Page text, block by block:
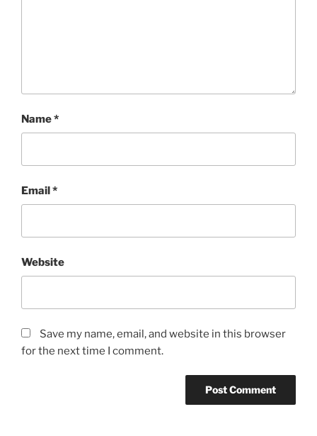
Name*
Email*
Website
Save my name, email, and website in this browser
for the next time I comment.